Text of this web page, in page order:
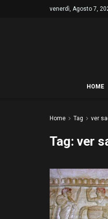
venerdì, Agosto 7,
HOME
Home Tag ver
Tag: ver